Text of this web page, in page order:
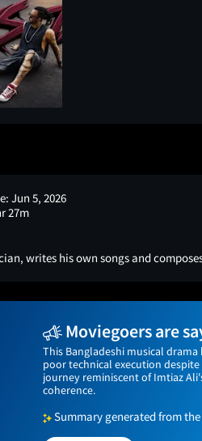
Jun 5, 2026
27m
writes his own songs and
Moviegoers are
This Bangladeshi musical
poor technical execution
journey reminiscent of Imtiaz
coherence.
Summary generated from